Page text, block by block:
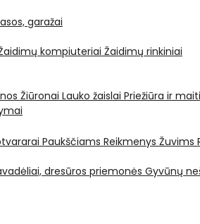
garažai
kompiuteriai Žaidimų rinkiniai
Žiūronai Lauko žaislai Priežiūra ir
Paukščiams Reikmenys Žuvims
dresūros priemonės Gyvūnų